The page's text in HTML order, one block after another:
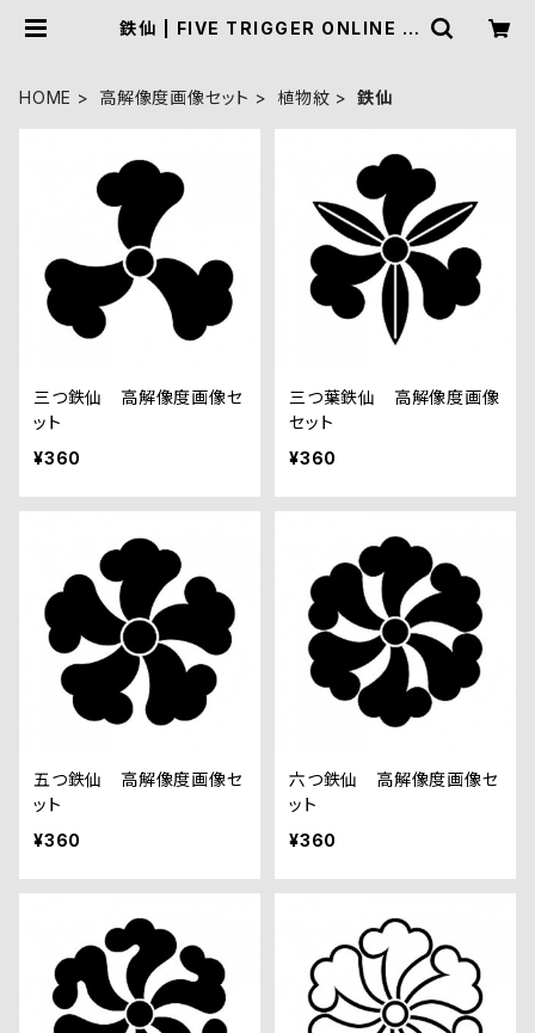
鉄仙 | FIVE TRIGGER ONLINE S
HOME 高解像度画像セット 植物紋 鉄仙
三つ鉄仙 高解像度画像セ
ット
¥360
三つ葉鉄仙 高解像度画像
セット
¥360
五つ鉄仙 高解像度画像セ
ット
¥360
六つ鉄仙 高解像度画像セ
ット
¥360